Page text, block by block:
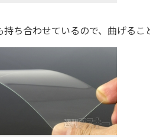
ち合わせているので、曲げるこ